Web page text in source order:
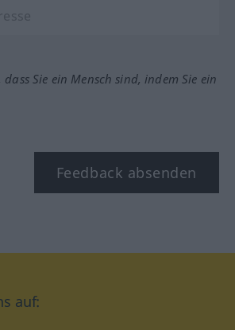
Sie ein Mensch sind, indem Sie ein
Feedback absenden
auf: